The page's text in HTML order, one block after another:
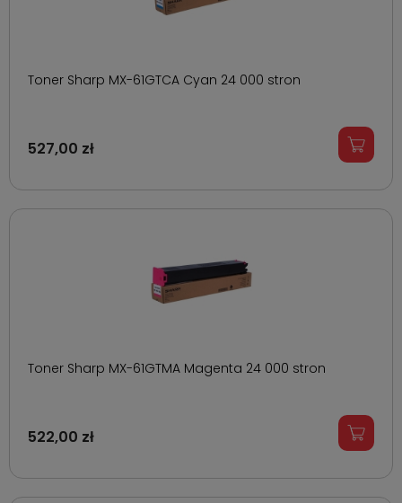
Toner Sharp MX-61GTCA Cyan 24 000 stron
527,00 zł
Toner Sharp MX-61GTMA Magenta 24 000 stron
522,00 zł